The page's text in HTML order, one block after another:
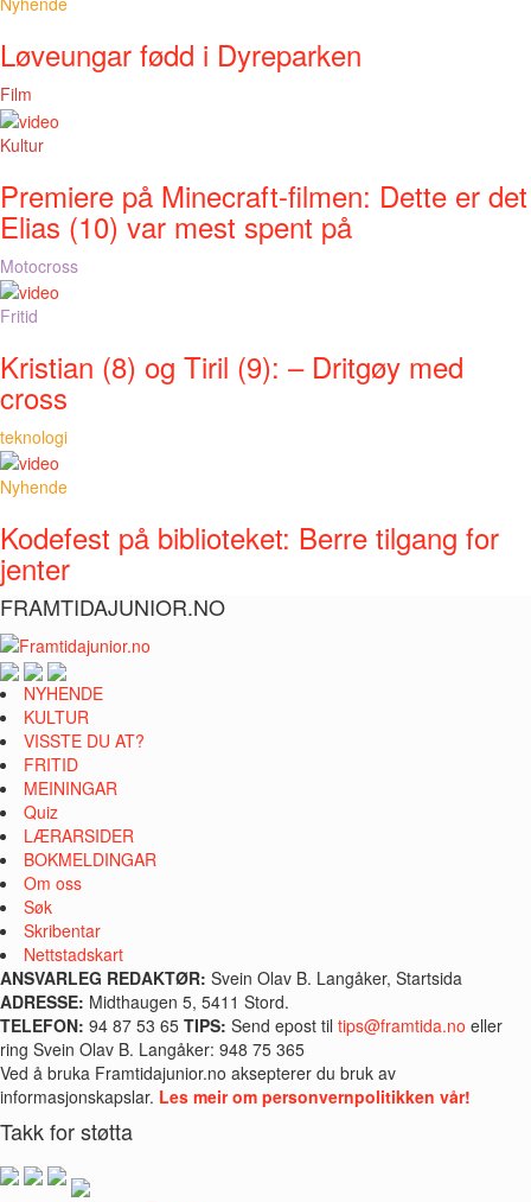
Løveungar fødd i Dyreparken
Film
Kultur
Premiere på Minecraft-filmen: Dette er det
Elias (10) var mest spent på
Motocross
Fritid
Kristian (8) og Tiril (9): – Dritgøy med
cross
teknologi
Nyhende
Kodefest på biblioteket: Berre tilgang for
jenter
FRAMTIDAJUNIOR.NO
NYHENDE
KULTUR
VISSTE DU AT?
FRITID
MEININGAR
Quiz
LÆRARSIDER
BOKMELDINGAR
Om oss
Søk
Skribentar
Nettstadskart
ANSVARLEG REDAKTØR: Svein Olav B. Langåker, Startsida
ADRESSE: Midthaugen 5, 5411 Stord.
TELEFON: 94 87 53 65 TIPS: Send epost til tips@framtida.no eller
ring Svein Olav B. Langåker: 948 75 365
Ved å bruka Framtidajunior.no aksepterer du bruk av
informasjonskapslar. Les meir om personvernpolitikken vår!
Takk for støtta